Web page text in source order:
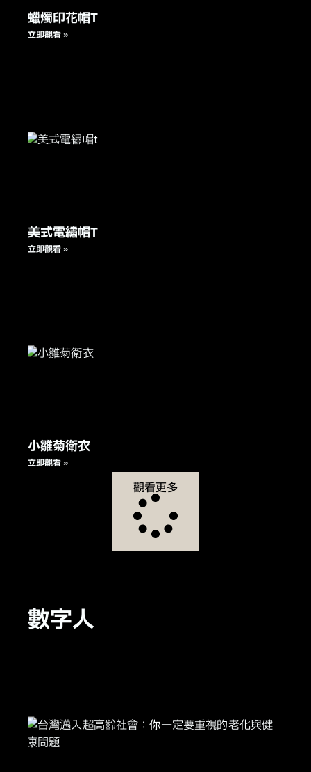
蠟燭印花帽T
立即觀看 »
美式電繡帽T
立即觀看 »
小雛菊衛衣
立即觀看 »
觀看更多
數字人